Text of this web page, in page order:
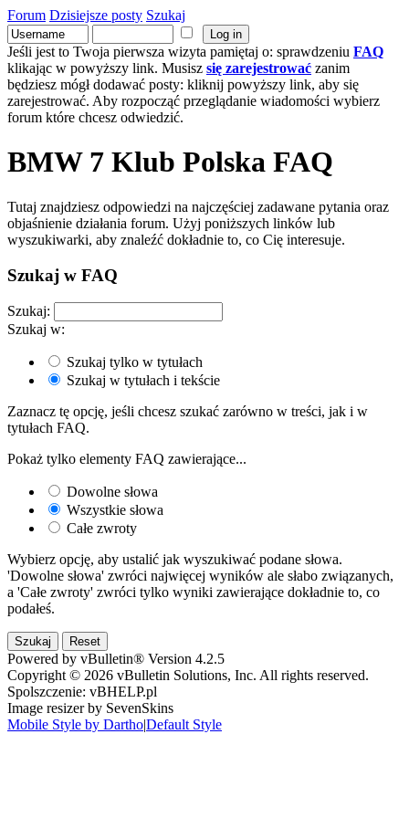
Forum Dzisiejsze posty Szukaj
Jeśli jest to Twoja pierwsza wizyta pamiętaj o: sprawdzeniu FAQ
klikając w powyższy link. Musisz się zarejestrować zanim
będziesz mógł dodawać posty: kliknij powyższy link, aby się
zarejestrować. Aby rozpocząć przeglądanie wiadomości wybierz
forum które chcesz odwiedzić.
BMW 7 Klub Polska FAQ
Tutaj znajdziesz odpowiedzi na najczęściej zadawane pytania oraz
objaśnienie działania forum. Użyj poniższych linków lub
wyszukiwarki, aby znaleźć dokładnie to, co Cię interesuje.
Szukaj w FAQ
Szukaj:
Szukaj w:
Szukaj tylko w tytułach
Szukaj w tytułach i tekście
Zaznacz tę opcję, jeśli chcesz szukać zarówno w treści, jak i w
tytułach FAQ.
Pokaż tylko elementy FAQ zawierające...
Dowolne słowa
Wszystkie słowa
Całe zwroty
Wybierz opcję, aby ustalić jak wyszukiwać podane słowa.
'Dowolne słowa' zwróci najwięcej wyników ale słabo związanych,
a 'Całe zwroty' zwróci tylko wyniki zawierające dokładnie to, co
podałeś.
Powered by vBulletin® Version 4.2.5
Copyright © 2026 vBulletin Solutions, Inc. All rights reserved.
Spolszczenie: vBHELP.pl
Image resizer by SevenSkins
Mobile Style by Dartho|Default Style